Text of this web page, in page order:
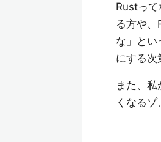
Rustっ
る方や
な」とい
にする次
また、
くなる